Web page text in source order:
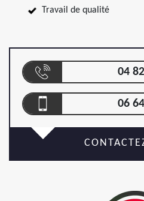
Travail de qualité
04
06